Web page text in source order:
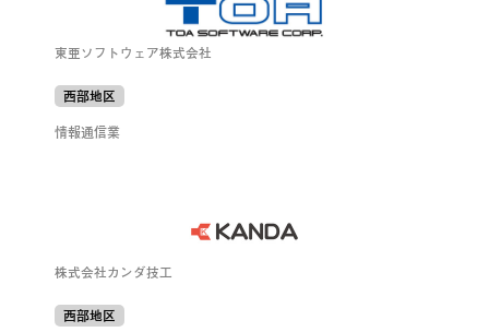
東亜ソフトウェア株式会社
西部地区
情報通信業
株式会社カンダ技工
西部地区